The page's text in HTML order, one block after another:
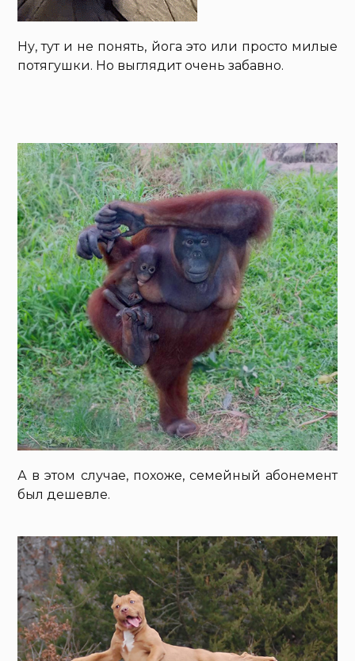
Ну, тут и не понять, йога это или просто милые
потягушки. Но выглядит очень забавно.
А в этом случае, похоже, семейный абонемент
был дешевле.